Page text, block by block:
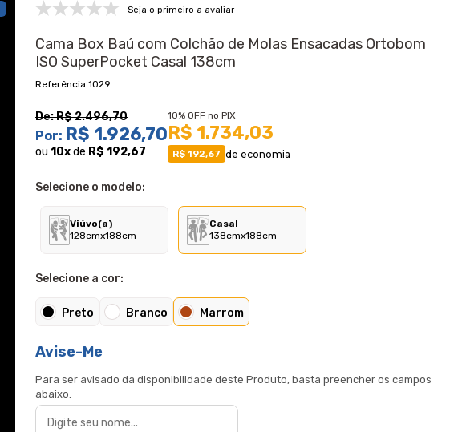
Seja o primeiro a avaliar
Cama Box Baú com Colchão de Molas Ensacadas Ortobom
ISO SuperPocket Casal 138cm
1029
De:R$ 2.496,70
Por: R$ 1.926,70
ou10xde R$ 192,67
10% OFF no PIX
R$ 1.734,03
R$ 192,67 de economia
Selecione o modelo:
Viúvo(a)
128cmx188cm
Casal
138cmx188cm
Selecione a cor:
Preto Branco Marrom
Avise-Me
Para ser avisado da disponibilidade deste Produto, basta preencher os campos
abaixo.